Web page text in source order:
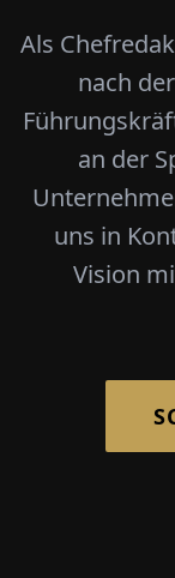
Als
nach
an der
uns in
Vision